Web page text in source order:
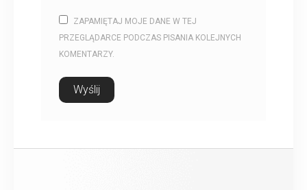
ZAPAMIĘTAJ MOJE DANE W TEJ
PRZEGLĄDARCE PODCZAS PISANIA KOLEJNYCH
KOMENTARZY.